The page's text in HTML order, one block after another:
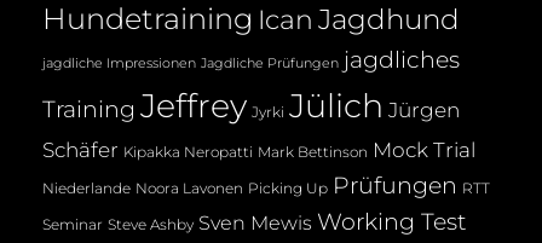
Hundetraining Ican Jagdhund
jagdliche Impressionen Jagdliche Prüfungen jagdliches
Training Jeffrey Jyrki Jülich Jürgen
Schäfer Kipakka Neropatti Mark Bettinson Mock Trial
Niederlande Noora Lavonen Picking Up Prüfungen RTT
Seminar Steve Ashby Sven Mewis Working Test